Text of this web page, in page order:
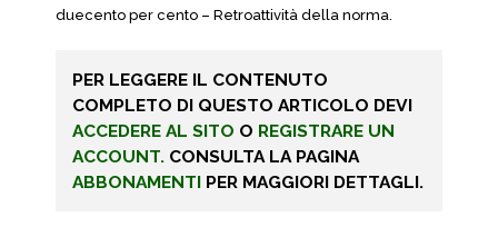
duecento per cento – Retroattività della norma.
PER LEGGERE IL CONTENUTO
COMPLETO DI QUESTO ARTICOLO DEVI
ACCEDERE AL SITO O REGISTRARE UN
ACCOUNT. CONSULTA LA PAGINA
ABBONAMENTI PER MAGGIORI DETTAGLI.